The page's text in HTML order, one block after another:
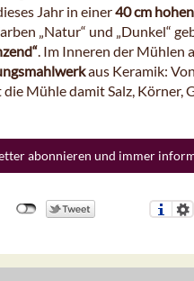
Jahr in einer40 cm
„Natur“ und „Dunkel“
. Im Inneren der Mühlen
aus Keramik: Von
Mühle damit Salz, Körner,
abonnieren und immer